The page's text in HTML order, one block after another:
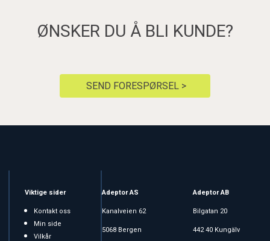
ØNSKER DU Å BLI KUNDE?
SEND FORESPØRSEL >
Viktige sider
Kontakt oss
Min side
Vilkår
Adeptor AS
Kanalveien 62
5068 Bergen
Adeptor AB
Bilgatan 20
442 40 Kungälv